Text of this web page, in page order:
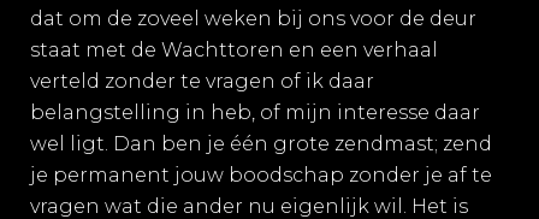
dat om de zoveel weken bij ons voor de deur
staat met de Wachttoren en een verhaal
verteld zonder te vragen of ik daar
belangstelling in heb, of mijn interesse daar
wel ligt. Dan ben je één grote zendmast; zend
je permanent jouw boodschap zonder je af te
vragen wat die ander nu eigenlijk wil. Het is